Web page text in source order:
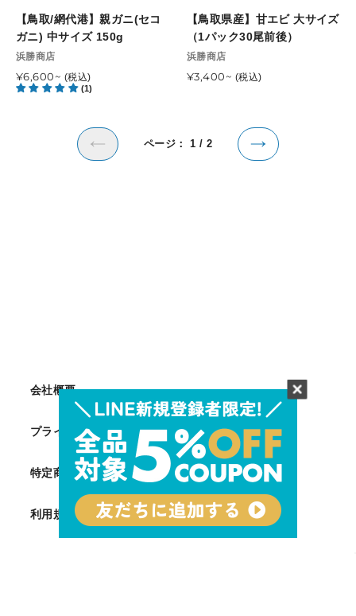
品
東
光
園
旬
ガ
ニ)
中
サ
イ
【鳥取/網代港】親ガニ(セコ
ガニ) 中サイズ 150g
販
売
元
浜勝商店
通
常
¥6,600~ (税込)
(1)
ズ
（1
パ
ッ
前
【鳥取県産】甘エビ 大サイズ
（1パック30尾前後）
販
売
浜勝商店
通
¥3,400~ (税込)
前
ページ： 1 / 2
次
会社概要
プライバシーポリシー
特定商取引法に基づく表記
利用規約